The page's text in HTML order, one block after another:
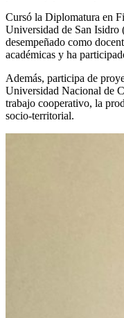
Cursó la Diplomatura en
Universidad de San Isidro
desempeñado como
académicas y ha
Además, participa de
Universidad Nacional de
trabajo cooperativo, la
socio-territorial.